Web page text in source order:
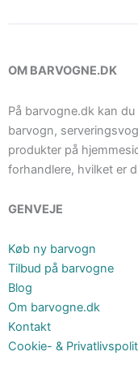
OM BARVOGNE.DK
På barvogne.dk kan
barvogn,
produkter på
forhandlere, hvilket er
GENVEJE
Køb ny barvogn
Tilbud på barvogne
Blog
Om barvogne.dk
Kontakt
Cookie- &